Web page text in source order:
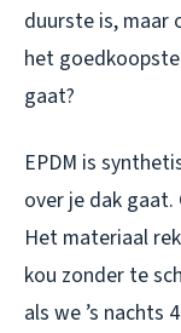
duurste is, maar
het
gaat?
EPDM is
over je dak gaat.
Het materiaal
kou zonder te
als we ’s nachts